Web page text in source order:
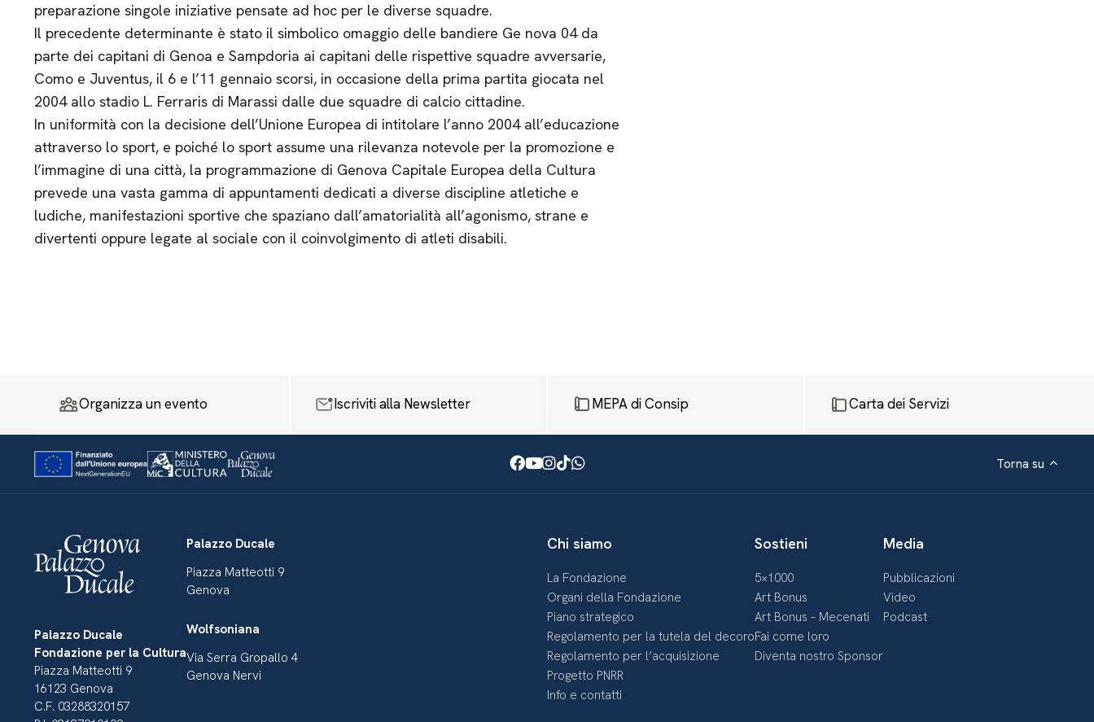
preparazione singole iniziative pensate ad hoc per le diverse squadre.
Il precedente determinante è stato il simbolico omaggio delle bandiere Ge nova 04 da
parte dei capitani di Genoa e Sampdoria ai capitani delle rispettive squadre avversarie,
Como e Juventus, il 6 e l’11 gennaio scorsi, in occasione della prima partita giocata nel
2004 allo stadio L. Ferraris di Marassi dalle due squadre di calcio cittadine.
In uniformità con la decisione dell’Unione Europea di intitolare l’anno 2004 all’educazione
attraverso lo sport, e poiché lo sport assume una rilevanza notevole per la promozione e
l’immagine di una città, la programmazione di Genova Capitale Europea della Cultura
prevede una vasta gamma di appuntamenti dedicati a diverse discipline atletiche e
ludiche, manifestazioni sportive che spaziano dall’amatorialità all’agonismo, strane e
divertenti oppure legate al sociale con il coinvolgimento di atleti disabili.
Organizza un evento Iscriviti alla Newsletter MEPA di Consip Carta dei Servizi
Facebook
Youtube
Instagram
TikTok
WhatsApp Torna su
Palazzo Ducale
Fondazione per la Cultura
Piazza Matteotti 9
16123 Genova
C.F. 03288320157
Palazzo Ducale
Piazza Matteotti 9
Genova
Wolfsoniana
Via Serra Gropallo 4
Genova Nervi
Chi siamo
La Fondazione
Organi della Fondazione
Piano strategico
Regolamento per la tutela del decoro
Regolamento per l’acquisizione
Progetto PNRR
Info e contatti
Sostieni
5×1000
Art Bonus
Art Bonus – Mecenati
Fai come loro
Diventa nostro Sponsor
Media
Pubblicazioni
Video
Podcast